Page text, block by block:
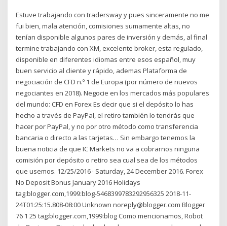
Estuve trabajando con tradersway y pues sinceramente no me
fui bien, mala atención, comisiones sumamente altas, no
tenían disponible algunos pares de inversión y demás, al final
termine trabajando con XM, excelente broker, esta regulado,
disponible en diferentes idiomas entre esos español, muy
buen servicio al cliente y rápido, ademas Plataforma de
negociación de CFD n.º 1 de Europa (por número de nuevos
negociantes en 2018). Negocie en los mercados más populares
del mundo: CFD en Forex Es decir que si el depósito lo has
hecho a través de PayPal, el retiro también lo tendrás que
hacer por PayPal, y no por otro método como transferencia
bancaria o directo a las tarjetas… Sin embargo tenemos la
buena noticia de que IC Markets no va a cobrarnos ninguna
comisión por depósito o retiro sea cual sea de los métodos
que usemos. 12/25/2016 · Saturday, 24 December 2016. Forex
No Deposit Bonus January 2016 Holidays
tag:blogger.com,1999:blog-5468399783292956325 2018-11-
24T01:25:15.808-08:00 Unknown noreply@blogger.com Blogger
76 1 25 tag:blogger.com,1999:blog Como mencionamos, Robot